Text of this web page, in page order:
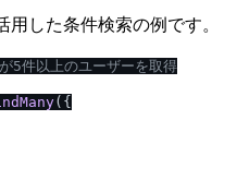
した条件検索の例です。
5件以上のユーザーを取得
({